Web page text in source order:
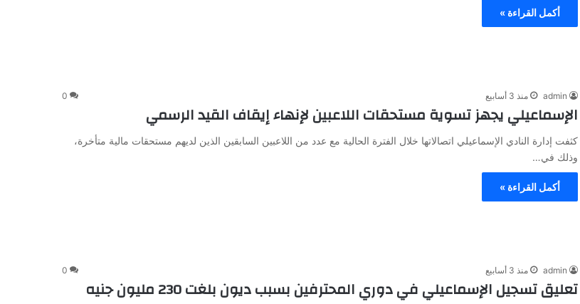
أكمل القراءة »
admin منذ 3 أسابيع 0
الإسماعيلي يجهز تسوية مستحقات اللاعبين لإنهاء إيقاف القيد الرسمي
كثفت إدارة النادي الإسماعيلي اتصالاتها خلال الفترة الحالية مع عدد من اللاعبين السابقين الذين لديهم مستحقات مالية متأخرة،
وذلك في…
أكمل القراءة »
admin منذ 3 أسابيع 0
تعليق تسجيل الإسماعيلي في دوري المحترفين بسبب ديون بلغت 230 مليون جنيه